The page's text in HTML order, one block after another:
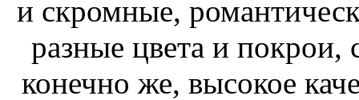
и скромные,
разные цвета и
конечно же, высокое